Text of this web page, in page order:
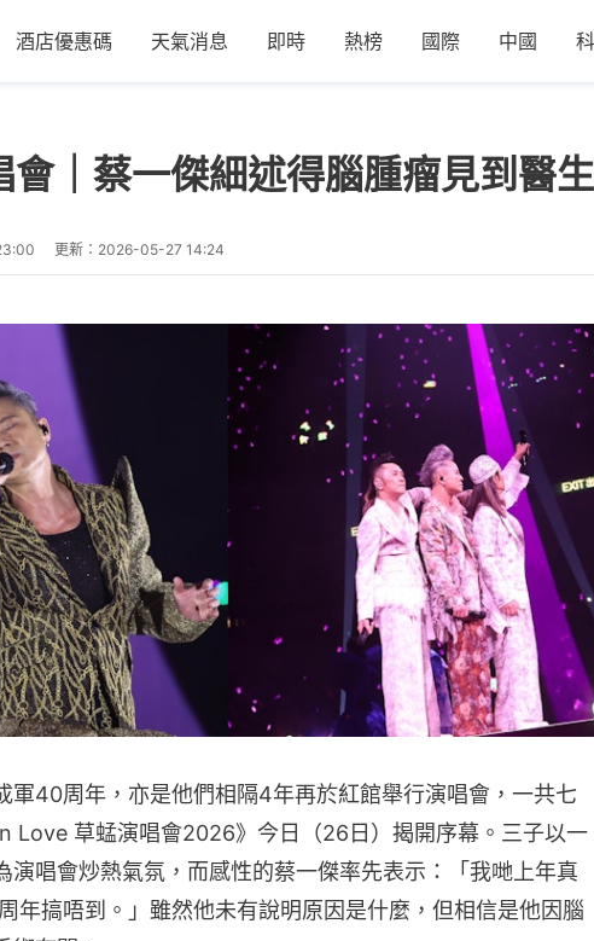
酒店優惠碼 天氣消息 即時 熱榜 國際 中國
會｜蔡一傑細述得腦腫瘤見到醫
更新： 2026-05-27 14:24
軍40周年，亦是他們相隔4年再於紅館舉行演唱會，一共七
Love 草蜢演唱會2026》今日（26日）揭開序幕。三子以一
演唱會炒熱氣氛，而感性的蔡一傑率先表示：「我哋上年真
年搞唔到。」雖然他未有說明原因是什麼，但相信是他因腦